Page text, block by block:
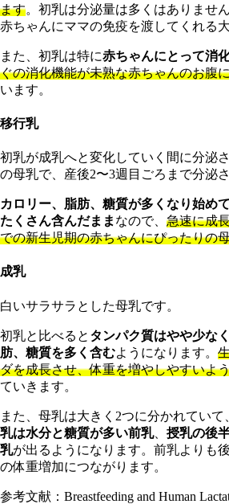
ます。初乳は分泌量は多くはありませ
赤ちゃんにママの免疫を渡してくれる
また、初乳は特に赤ちゃんにとって消
ぐの消化機能が未熟な赤ちゃんのお腹
います。
移行乳
初乳が成乳へと変化していく間に分泌
の母乳で、産後2〜3週目ごろまで分泌さ
カロリー、脂肪、糖質が多くなり始め
たくさん含んだまま なので、 急速に成
での新生児期の赤ちゃんにぴったりの
成乳
白いサラサラとした母乳です。
初乳と比べると タンパク質はやや少な
肪、糖質を多く含むようになります。
ダを成長させ、体重を増やしやすいよ
ていきます。
ま た、母乳は大きく2つに分かれていて
乳は水分と糖質が多い前乳、 授乳の後
乳が出るようになります。前乳よりも
の体重増加につながります。
参考文献：Breastfeeding and Human